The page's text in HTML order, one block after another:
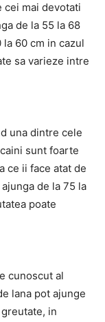
cei mai devotati
de la 55 la 68
60 cm in cazul
sa varieze intre
una dintre cele
sunt foarte
ce ii face atat de
de la 75 la
poate
cunoscut al
lana pot ajunge
in